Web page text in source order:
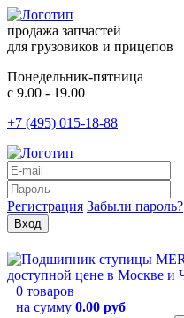
продажа запчастей
для грузовиков и прицепов
Понедельник-пятница
с 9.00 - 19.00
+7 (495) 015-18-88
Регистрация Забыли пароль?
0 товаров
на сумму 0.00 руб